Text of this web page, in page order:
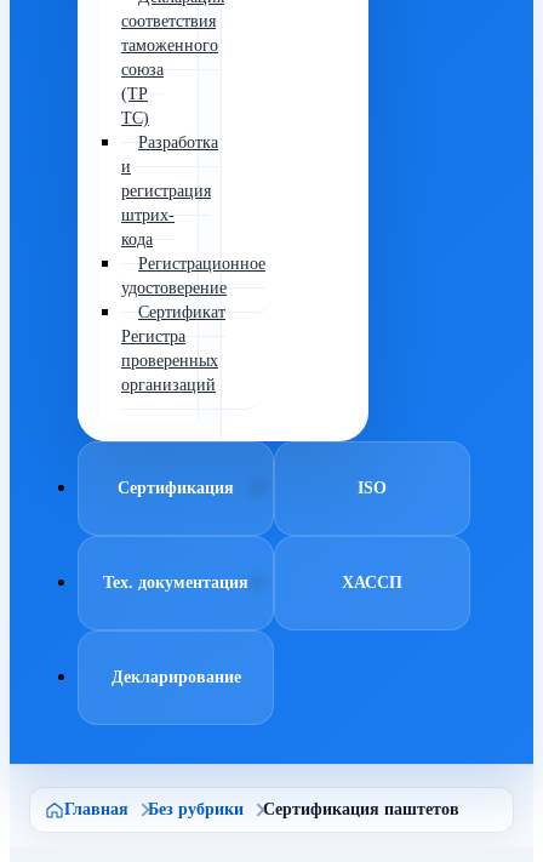
соответствия
таможенного
союза
(ТР
ТС)
Разработка
и
регистрация
штрих-
кода
Регистрационное
удостоверение
Сертификат
Регистра
проверенных
организаций
Сертификация ISO
Тех. документация ХАССП
Декларирование
Главная Без рубрики Сертификация паштетов